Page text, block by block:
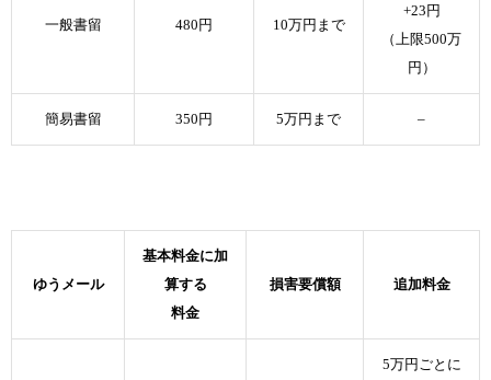
一般書留 480円 10万円まで
+23円
（上限500万
円）
簡易書留 350円 5万円まで –
ゆうメール
基本料金に加
算する
料金
損害要償額 追加料金
5万円ごとに